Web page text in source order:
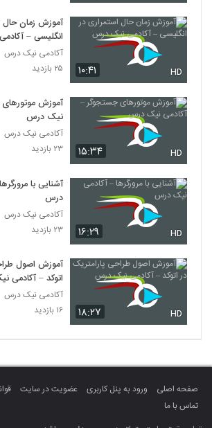
۱۰:۴۱ HD
آموزش زمان حال
انگلیسی –
آکادمی نیک درس
۲۵ بازدید
۱۵:۳۴ HD
آموزش
نیک درس
آکادمی نیک درس
۲۳ بازدید
۱۶:۲۹ HD
آشنایی با
درس
آکادمی نیک درس
۲۳ بازدید
۱۸:۲۷ HD
آموزش اصول
اتوکد – آکادمی
آکادمی نیک درس
۱۶ بازدید
صفحه اصلی ورود به پنل کاربری عضویت در سایت
تماس با ما